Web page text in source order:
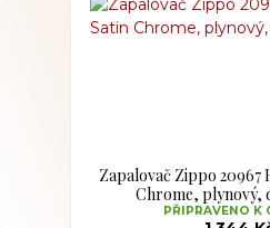
Zapalovač Zippo 20967
Chrome, plynový,
PŘIPRAVENO K